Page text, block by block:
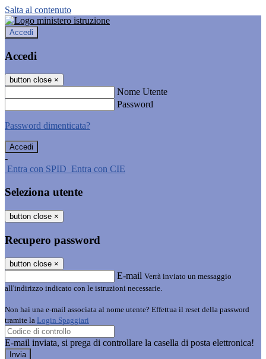
Salta al contenuto
Accedi
Accedi
button close ×
Nome Utente
Password
Password dimenticata?
-
Entra con SPID Entra con CIE
Seleziona utente
button close ×
Recupero password
button close ×
E-mail Verrà inviato un messaggio
all'indirizzo indicato con le istruzioni necessarie.
Non hai una e-mail associata al nome utente? Effettua il reset della password
tramite la Login Spaggiari
E-mail inviata, si prega di controllare la casella di posta elettronica!